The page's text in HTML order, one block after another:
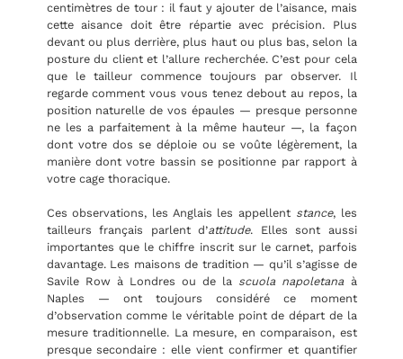
centimètres de tour : il faut y ajouter de l’aisance, mais
cette aisance doit être répartie avec précision. Plus
devant ou plus derrière, plus haut ou plus bas, selon la
posture du client et l’allure recherchée. C’est pour cela
que le tailleur commence toujours par observer. Il
regarde comment vous vous tenez debout au repos, la
position naturelle de vos épaules — presque personne
ne les a parfaitement à la même hauteur —, la façon
dont votre dos se déploie ou se voûte légèrement, la
manière dont votre bassin se positionne par rapport à
votre cage thoracique.
Ces observations, les Anglais les appellent stance, les
tailleurs français parlent d’attitude. Elles sont aussi
importantes que le chiffre inscrit sur le carnet, parfois
davantage. Les maisons de tradition — qu’il s’agisse de
Savile Row à Londres ou de la scuola napoletana à
Naples — ont toujours considéré ce moment
d’observation comme le véritable point de départ de la
mesure traditionnelle. La mesure, en comparaison, est
presque secondaire : elle vient confirmer et quantifier